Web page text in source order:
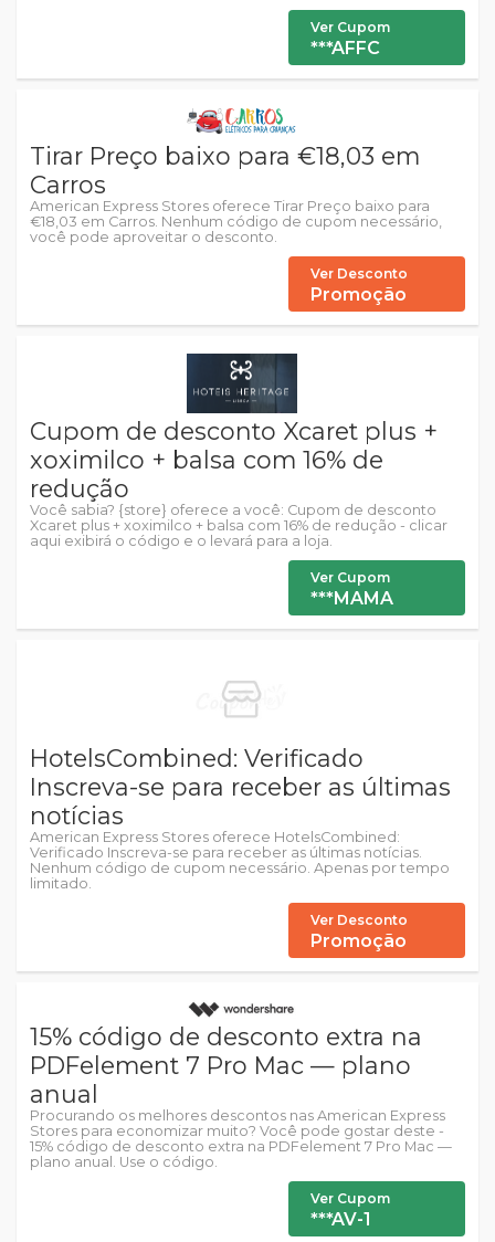
Ver Cupom
***AFFC
Tirar Preço baixo para €18,03 em
Carros
American Express Stores oferece Tirar Preço baixo para
€18,03 em Carros. Nenhum código de cupom necessário,
você pode aproveitar o desconto.
Ver Desconto
Promoção
Cupom de desconto Xcaret plus +
xoximilco + balsa com 16% de
redução
Você sabia? {store} oferece a você: Cupom de desconto
Xcaret plus + xoximilco + balsa com 16% de redução - clicar
aqui exibirá o código e o levará para a loja.
Ver Cupom
***MAMA
HotelsCombined: Verificado
Inscreva-se para receber as últimas
notícias
American Express Stores oferece HotelsCombined:
Verificado Inscreva-se para receber as últimas notícias.
Nenhum código de cupom necessário. Apenas por tempo
limitado.
Ver Desconto
Promoção
15% código de desconto extra na
PDFelement 7 Pro Mac — plano
anual
Procurando os melhores descontos nas American Express
Stores para economizar muito? Você pode gostar deste -
15% código de desconto extra na PDFelement 7 Pro Mac —
plano anual. Use o código.
Ver Cupom
***AV-1